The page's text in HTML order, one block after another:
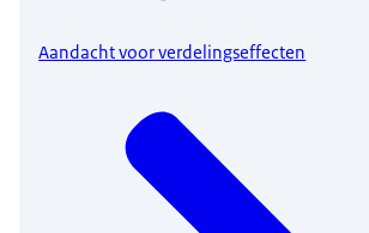
Aandacht voor verdelingseffecten